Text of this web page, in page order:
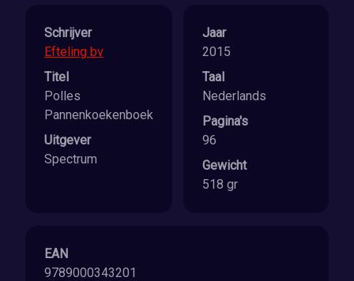
Schrijver
Efteling bv
Titel
Polles
Pannenkoekenboek
Uitgever
Spectrum
Jaar
2015
Taal
Nederlands
Pagina's
96
Gewicht
518 gr
EAN
9789000343201